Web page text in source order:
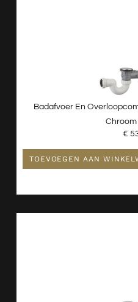
Badafvoer En
€
TOEVOEGEN AAN